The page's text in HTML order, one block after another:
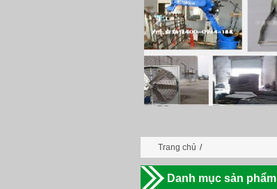
Trang chủ /
Danh mục sản phẩm